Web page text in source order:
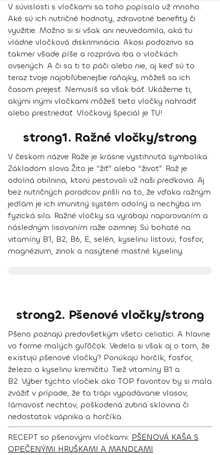
V súvislosti s vločkami sa toho popísalo už mnoho.
Aké sú ich nutričné hodnoty, zdravotné benefity či
využitie. Možno si si však ani neuvedomila, aká tu
vládne vločková diskriminácia. Akosi podozrivo sa
takmer všade píše a rozpráva iba o vločkách
ovsených. A či sa ti to páči alebo nie, aj keď sú to
teraz tvoje najobľúbenejšie raňajky, môžeš sa ich
časom prejesť. Nemusíš sa však báť. Ukážeme ti,
akými inými vločkami môžeš tieto vločky nahradiť
alebo prestriedať. Vločkový špeciál je TU!
strong1. Ražné vločky/strong
V českom názve Raže je krásne vystihnutá symbolika.
Základom slova Žito je “žiť” alebo “život”. Raž je
odolná obilnina, ktorú pestovali už naši predkovia. Aj
bez nutričných poradcov prišli na to, že vďaka ražným
jedlám je ich imunitný systém odolný a nechýba im
fyzická sila. Ražné vločky sa vyrábajú naparovaním a
následným lisovaním raže ozimnej. Sú bohaté na
vitamíny B1, B2, B6, E, selén, kyselinu listovú, fosfor,
magnézium, zinok a nasýtené mastné kyseliny.
strong2. Pšenové vločky/strong
Pšeno poznajú predovšetkým všetci celiatici. A hlavne
vo forme malých guľôčok. Vedela si však aj o tom, že
existujú pšenové vločky? Ponúkajú horčík, fosfor,
železo a kyselinu kremičitú. Tiež vitamíny B1 a
B2. Výber týchto vločiek ako TOP favoritov by si mala
zvážiť v prípade, že ťa trápi vypadávanie vlasov,
lámavosť nechtov, poškodená zubná sklovina či
nedostatok vápnika a horčíka.
RECEPT so pšenovými vločkami: PŠENOVÁ KAŠA S
OPEČENÝMI HRUŠKAMI A MANDĽAMI